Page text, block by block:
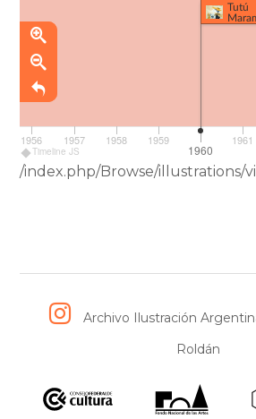
Timeline JS
Tutú
(457)
1960
1956 1957 1958 1959 1961
/index.php/Browse/illustrations/
Archivo Ilustración
Roldán